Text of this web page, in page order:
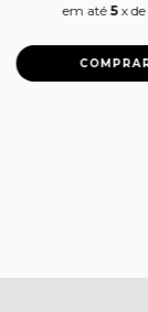
em até5 x de